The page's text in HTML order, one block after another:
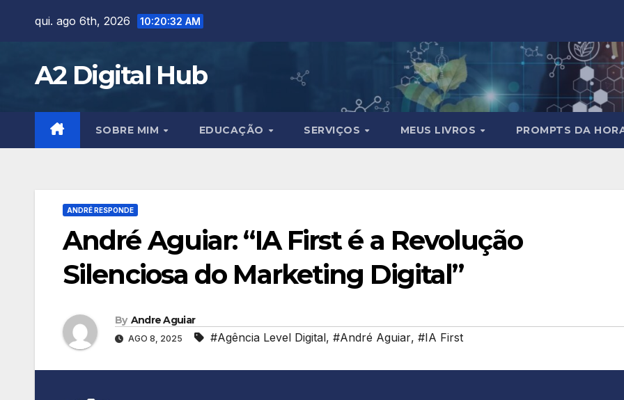
qui. ago 6th, 2026 10:20:34 AM
A2 Digital Hub
SOBRE MIM EDUCAÇÃO SERVIÇOS MEUS LIVROS PROMPTS DA
ANDRÉ RESPONDE
André Aguiar: “IA First é a Revolução
Silenciosa do Marketing Digital”
By Andre Aguiar
AGO 8, 2025 #Agência Level Digital, #André Aguiar, #IA First